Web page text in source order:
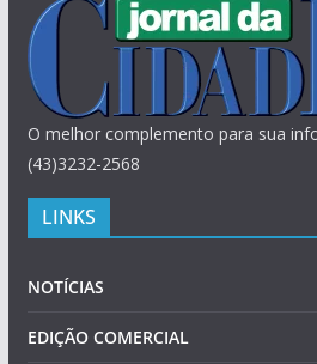
O melhor complemento para sua
(43)3232-2568
LINKS
NOTÍCIAS
EDIÇÃO COMERCIAL